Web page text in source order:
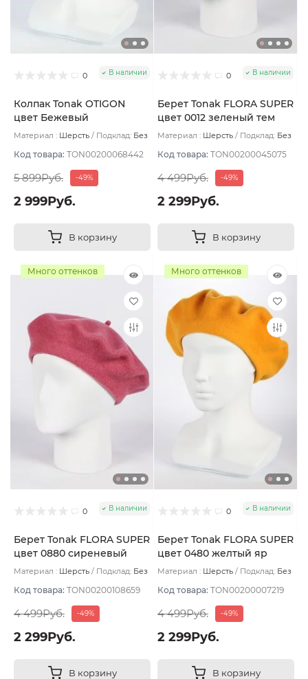
0 В наличии
Колпак Tonak OTIGON
цвет Бежевый
Материал : Шерсть Подклад: Без
Код товара: TON00200068442
5 899Руб. -49%
2 999Руб.
В корзину
0 В наличии
Берет Tonak FLORA SUPER
цвет 0012 зеленый тем
Материал : Шерсть Подклад: Без
Код товара: TON00200045075
4 499Руб. -49%
2 299Руб.
В корзину
Много оттенков
0 В наличии
Берет Tonak FLORA SUPER
цвет 0880 сиреневый
Материал : Шерсть Подклад: Без
Код товара: TON00200108659
4 499Руб. -49%
2 299Руб.
В корзину
Много оттенков
0 В наличии
Берет Tonak FLORA SUPER
цвет 0480 желтый яр
Материал : Шерсть Подклад: Без
Код товара: TON00200007219
4 499Руб. -49%
2 299Руб.
В корзину